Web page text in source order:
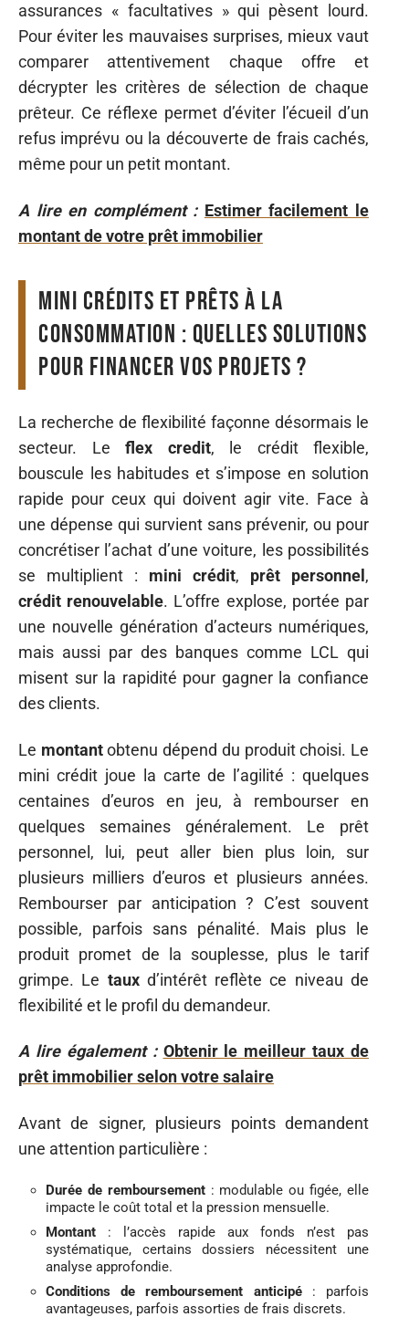
assurances « facultatives » qui pèsent lourd.
Pour éviter les mauvaises surprises, mieux vaut
comparer attentivement chaque offre et
décrypter les critères de sélection de chaque
prêteur. Ce réflexe permet d’éviter l’écueil d’un
refus imprévu ou la découverte de frais cachés,
même pour un petit montant.
A lire en complément : Estimer facilement le
montant de votre prêt immobilier
Mini crédits et prêts à la
consommation : quelles solutions
pour financer vos projets ?
La recherche de flexibilité façonne désormais le
secteur. Le flex credit, le crédit flexible,
bouscule les habitudes et s’impose en solution
rapide pour ceux qui doivent agir vite. Face à
une dépense qui survient sans prévenir, ou pour
concrétiser l’achat d’une voiture, les possibilités
se multiplient : mini crédit, prêt personnel ,
crédit renouvelable. L’offre explose, portée par
une nouvelle génération d’acteurs numériques,
mais aussi par des banques comme LCL qui
misent sur la rapidité pour gagner la confiance
des clients.
Le montantobtenu dépend du produit choisi. Le
mini crédit joue la carte de l’agilité : quelques
centaines d’euros en jeu, à rembourser en
quelques semaines généralement. Le prêt
personnel, lui, peut aller bien plus loin, sur
plusieurs milliers d’euros et plusieurs années.
Rembourser par anticipation ? C’est souvent
possible, parfois sans pénalité. Mais plus le
produit promet de la souplesse, plus le tarif
grimpe. Le tauxd’intérêt reflète ce niveau de
flexibilité et le profil du demandeur.
A lire également : Obtenir le meilleur taux de
prêt immobilier selon votre salaire
Avant de signer, plusieurs points demandent
une attention particulière :
Durée de remboursement: modulable ou figée, elle
impacte le coût total et la pression mensuelle.
Montant : l’accès rapide aux fonds n’est pas
systématique, certains dossiers nécessitent une
analyse approfondie.
Conditions de remboursement anticipé: parfois
avantageuses, parfois assorties de frais discrets.